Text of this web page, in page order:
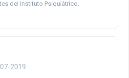
del Instituto Psiquiátrico.
2019